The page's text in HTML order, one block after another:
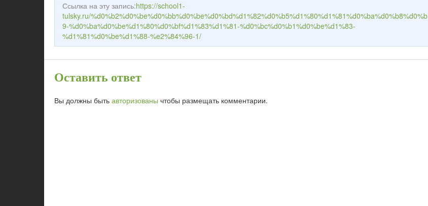
Ссылка на эту запись:https://school1-
tulsky.ru/%d0%b2%d0%be%d0%bb%d0%be%d0%bd%d1%82%d0%b5%d1%80%d1%81%d0%ba%d0%b8%d0%b
9-%d0%ba%d0%be%d1%80%d0%bf%d1%83%d1%81-%d0%bc%d0%b1%d0%be%d1%83-
%d1%81%d0%be%d1%88-%e2%84%96-1/
Оставить ответ
Вы должны быть авторизованы чтобы размещать комментарии.